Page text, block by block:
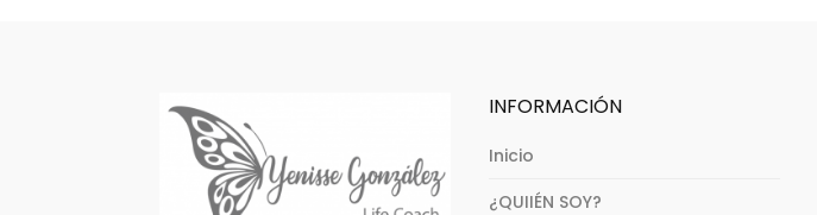
INFORMACIÓN
Inicio
¿QUIIÉN SOY?